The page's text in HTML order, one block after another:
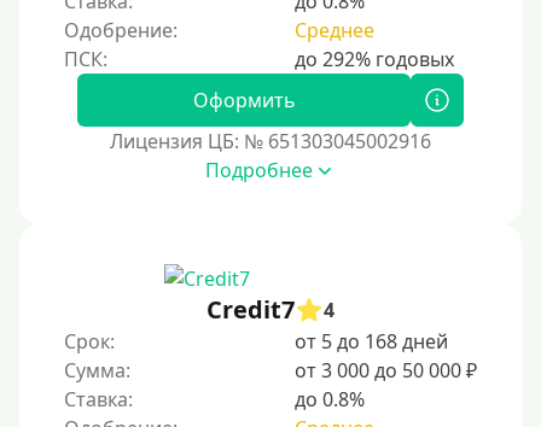
С помощью системы быстрых платежей (СБП)
Способы получения
Без активации сервиса
Не выходя из дома
Без посещения офиса
В офисе
В ломбарде
Одобрение:
Среднее
Оформить
Лицензия ЦБ: № 651303045002916
Подробнее
Credit7
4
Срок:
от 5 до 168 дней
Сумма:
от 3 000 до 50 000 ₽
Ставка:
до 0.8%